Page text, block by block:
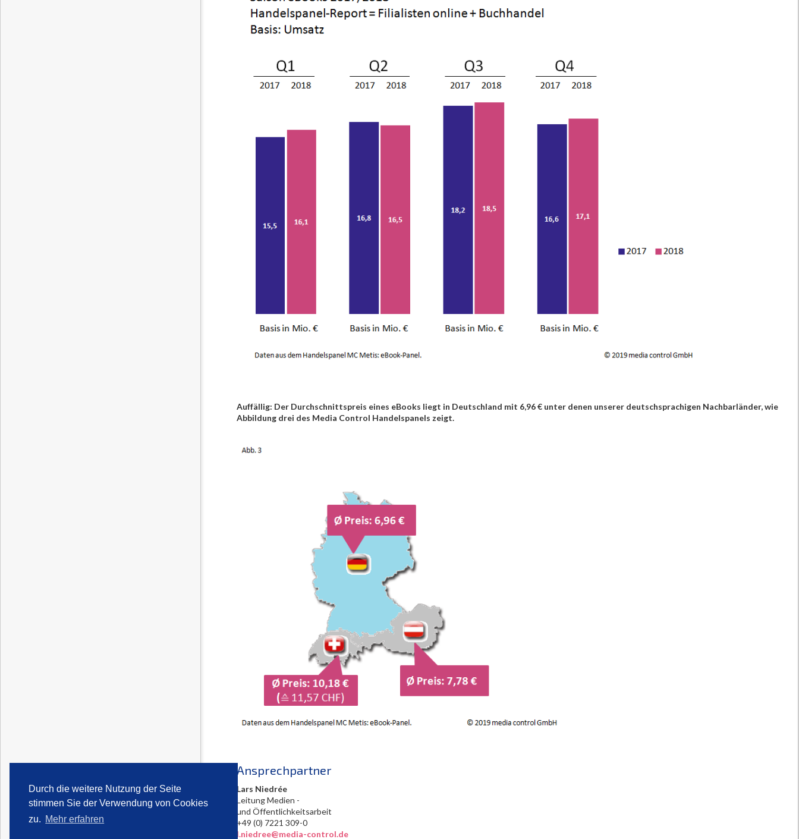
Durch die weitere Nutzung der Seite
stimmen Sie der Verwendung von Cookies
zu. Mehr erfahren
Auffällig: Der Durchschnittspreis eines eBooks liegt in Deutschland mit 6,96 € unter denen unserer deutschsprachigen Nachbarländer, wie
Abbildung drei des Media Control Handelspanels zeigt.
Ansprechpartner
Lars Niedrée
Leitung Medien -
und Öffentlichkeitsarbeit
+49 (0) 7221 309-0
l.niedree@media-control.de